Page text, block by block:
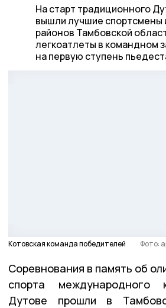
На старт традиционного
вышли лучшие спортсмены
районов Тамбовской
легкоатлеты в командном
на первую ступень
Котовская команда победителей Фото:
Соревнования в память об
спорта международного
Дутове прошли в